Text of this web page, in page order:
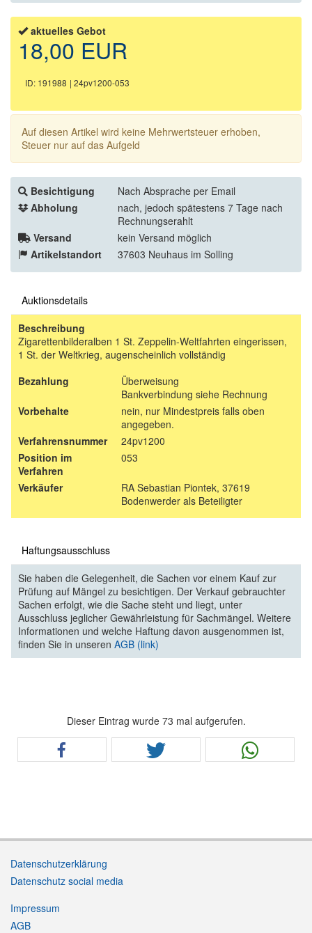
aktuelles Gebot
18,00 EUR
ID: 191988 | 24pv1200-053
Auf diesen Artikel wird keine Mehrwertsteuer erhoben,
Steuer nur auf das Aufgeld
Besichtigung
Nach Absprache per Email
Abholung
nach, jedoch spätestens 7 Tage nach
Rechnungserahlt
Versand
kein Versand möglich
Artikelstandort
37603 Neuhaus im Solling
Auktionsdetails
Beschreibung
Zigarettenbilderalben 1 St. Zeppelin-Weltfahrten eingerissen,
1 St. der Weltkrieg, augenscheinlich vollständig
Bezahlung
Überweisung
Bankverbindung siehe Rechnung
Vorbehalte
nein, nur Mindestpreis falls oben
angegeben.
Verfahrensnummer
24pv1200
Position im
Verfahren
053
Verkäufer
RA Sebastian Piontek, 37619
Bodenwerder als Beteiligter
Haftungsausschluss
Sie haben die Gelegenheit, die Sachen vor einem Kauf zur
Prüfung auf Mängel zu besichtigen. Der Verkauf gebrauchter
Sachen erfolgt, wie die Sache steht und liegt, unter
Ausschluss jeglicher Gewährleistung für Sachmängel. Weitere
Informationen und welche Haftung davon ausgenommen ist,
finden Sie in unseren AGB (link)
Dieser Eintrag wurde 73 mal aufgerufen.
Datenschutzerklärung
Datenschutz social media
Impressum
AGB